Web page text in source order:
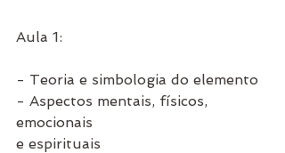
Aula 1:
- Teoria e simbologia do elemento
- Aspectos mentais, físicos,
emocionais
e espirituais